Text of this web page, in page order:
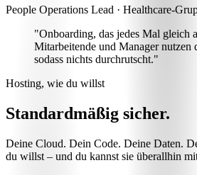
People Operations Lead · Healthcare-
"Onboarding, das jedes Mal gleich
Mitarbeitende und Manager
sodass nichts durchrutscht."
Hosting, wie du willst
Standardmäßig sicher.
Deine Cloud. Dein Code. Deine Daten.
du willst – und du kannst sie überallhin